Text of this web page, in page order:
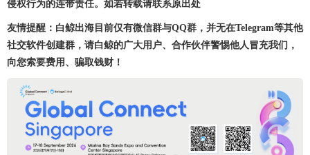
侵权行为的连带责任。如若转载请联系原出处
友情提醒：白鲸出海目前仅有微信群与QQ群，并无在Telegram等其他
社交软件创建群，请白鲸的广大用户、合作伙伴警惕他人冒充我们，
向您索要费用、骗取钱财！